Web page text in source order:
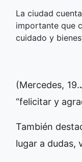
La ciudad
importante que
cuidado y
(Mercedes,
“felicitar y
También
lugar a dudas,